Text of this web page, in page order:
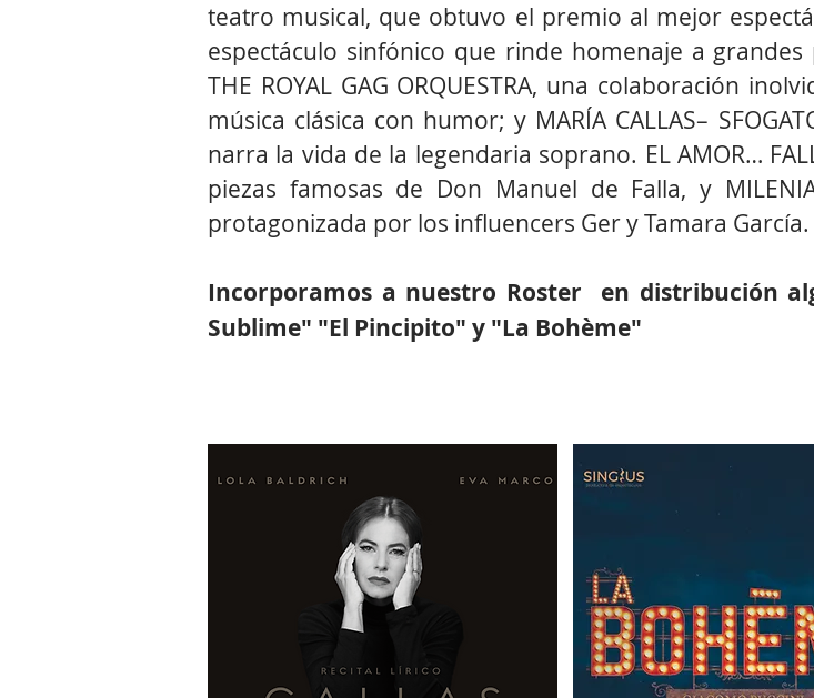
teatro musical, que obtuvo el premio al mejor
espectáculo sinfónico que rinde homenaje a grandes
THE ROYAL GAG ORQUESTRA, una colaboración
música clásica con humor; y MARÍA CALLAS–
narra la vida de la legendaria soprano. EL AMOR…
piezas famosas de Don Manuel de Falla, y
protagonizada por los influencers Ger y Tamara García.
Incorporamos a nuestro Roster en distribución
Sublime" "El Pincipito" y "La Bohème"